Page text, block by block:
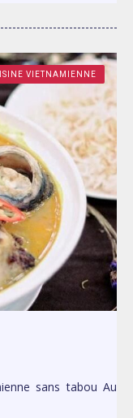
VIETNAMIENNE
sans tabou Au